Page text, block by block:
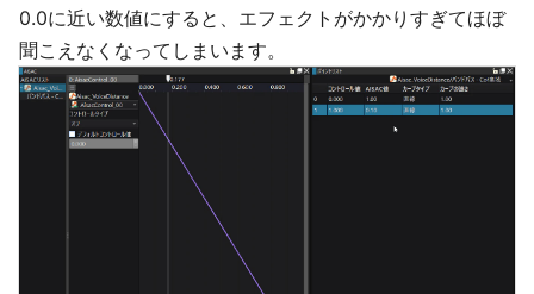
0.0に近い数値にすると、エフェクトがかかりすぎてほぼ
聞こえなくなってしまいます。